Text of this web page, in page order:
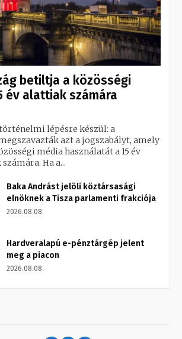
betiltja a közösségi
év alattiak számára
lépésre készül: a
azt a jogszabályt, amely
média használatát a 15 év
Ha a...
Baka Andrást jelöli köztársasági
elnöknek a Tisza parlamenti frakciója
2026.08.08.
Hardveralapú e-pénztárgép jelent
meg a piacon
2026.08.08.